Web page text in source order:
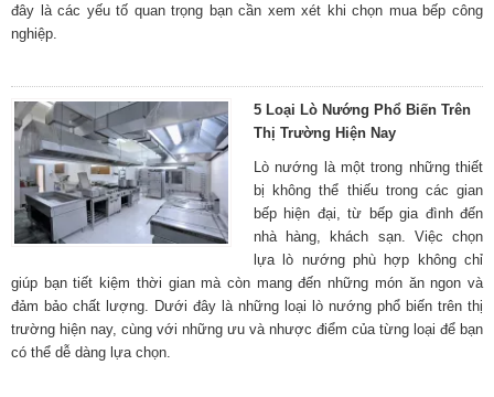
đây là các yếu tố quan trọng bạn cần xem xét khi chọn mua bếp công
nghiệp.
5 Loại Lò Nướng Phổ Biến Trên
Thị Trường Hiện Nay
Lò nướng là một trong những thiết
bị không thể thiếu trong các gian
bếp hiện đại, từ bếp gia đình đến
nhà hàng, khách sạn. Việc chọn
lựa lò nướng phù hợp không chỉ
giúp bạn tiết kiệm thời gian mà còn mang đến những món ăn ngon và
đảm bảo chất lượng. Dưới đây là những loại lò nướng phổ biến trên thị
trường hiện nay, cùng với những ưu và nhược điểm của từng loại để bạn
có thể dễ dàng lựa chọn.